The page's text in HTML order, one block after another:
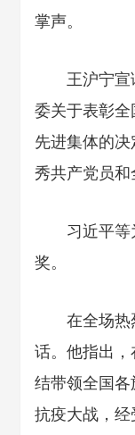
掌声。
王沪宁宣
委关于表彰
先进集体的
秀共产党员和
习近平
奖。
在全场热
话。他指出，
结带领全国
抗疫大战，经